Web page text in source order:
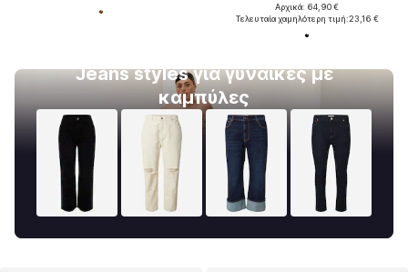
Jeans styles για γυναίκες με
καμπύλες
Αρχικά: 64,90 €
Τελευταία χαμηλότερη τιμή:23,16 €